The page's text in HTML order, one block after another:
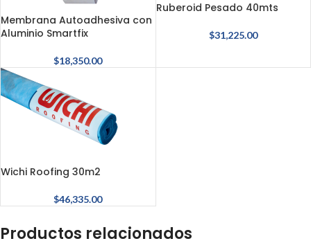
Membrana Autoadhesiva con
Aluminio Smartfix
$18,350.00
Ruberoid Pesado 40mts
$31,225.00
Wichi Roofing 30m2
$46,335.00
Productos relacionados